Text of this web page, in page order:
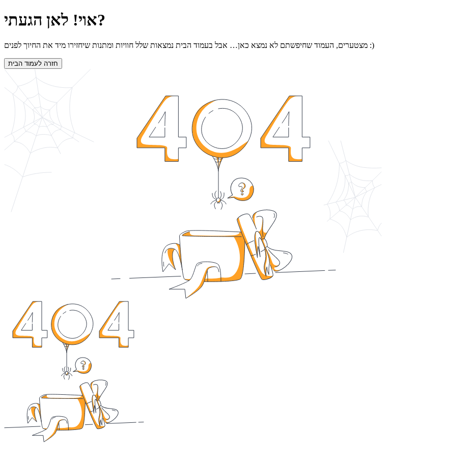
אוי! לאן הגעתי?
מצטערים, העמוד שחיפשתם לא נמצא כאן… אבל בעמוד הבית נמצאות שלל חוויות ומתנות שיחזירו מיד את החיוך לפנים :)
חזרה לעמוד הבית